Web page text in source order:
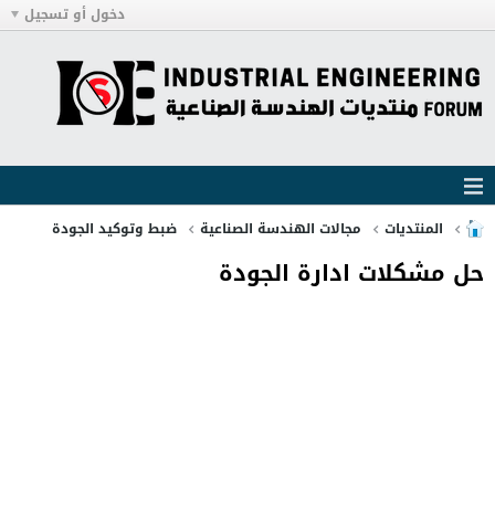
دخول أو تسجيل
المنتديات مجالات الهندسة الصناعية ضبط وتوكيد الجودة
حل مشكلات ادارة الجودة